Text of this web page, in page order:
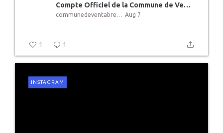
️Compte Officiel de la Commune de Ventabren
communedeventabren Aug 7
1 1
INSTAGRAM